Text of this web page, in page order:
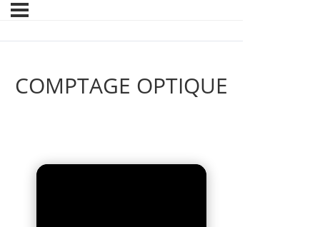
COMPTAGE OPTIQUE